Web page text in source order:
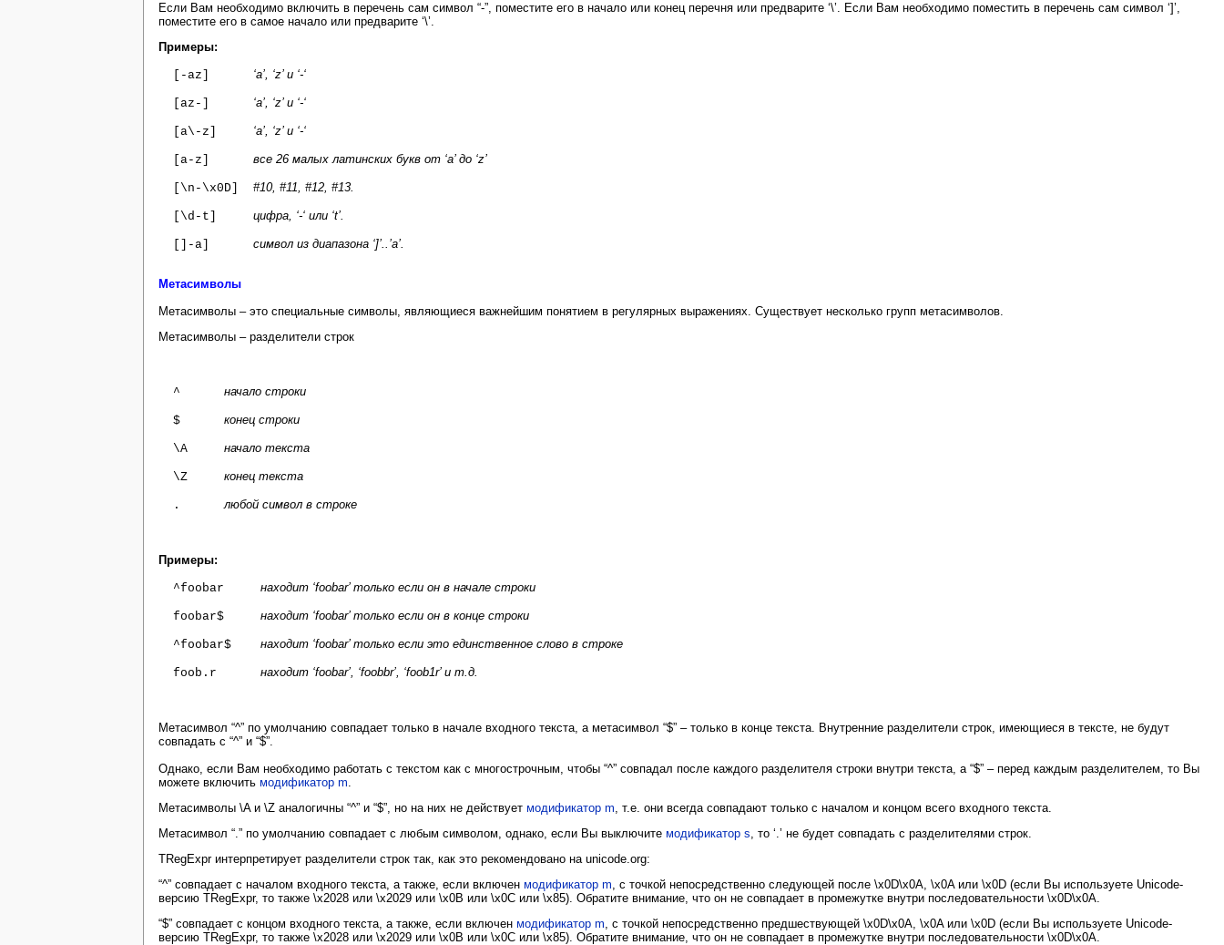
Если Вам необходимо включить в перечень сам символ “-”, поместите его в начало или конец перечня или предварите ‘\’. Если Вам необходимо поместить в перечень сам символ ‘]’,
поместите его в самое начало или предварите ‘\’.
Примеры:
[-az] ‘a’, ‘z’ и ‘-‘
[az-] ‘a’, ‘z’ и ‘-‘
[a\-z] ‘a’, ‘z’ и ‘-‘
[a-z] все 26 малых латинских букв от ‘a’ до ‘z’
[\n-\x0D] #10, #11, #12, #13.
[\d-t] цифра, ‘-‘ или ‘t’.
[]-a] символ из диапазона ‘]’..’a’.
Метасимволы
Метасимволы – это специальные символы, являющиеся важнейшим понятием в регулярных выражениях. Существует несколько групп метасимволов.
Метасимволы – разделители строк
^ начало строки
$ конец строки
\A начало текста
\Z конец текста
.любой символ в строке
Примеры:
^foobar находит ‘foobar’ только если он в начале строки
foobar$ находит ‘foobar’ только если он в конце строки
^foobar$ находит ‘foobar’ только если это единственное слово в строке
foob.r находит ‘foobar’, ‘foobbr’, ‘foob1r’ и т.д.
Метасимвол “^” по умолчанию совпадает только в начале входного текста, а метасимвол “$” – только в конце текста. Внутренние разделители строк, имеющиеся в тексте, не будут
совпадать с “^” и “$”.
Однако, если Вам необходимо работать с текстом как с многострочным, чтобы “^” совпадал после каждого разделителя строки внутри текста, а “$” – перед каждым разделителем, то Вы
можете включить модификатор m.
Метасимволы \A и \Z аналогичны “^” и “$”, но на них не действует модификатор m , т.е. они всегда совпадают только с началом и концом всего входного текста.
Метасимвол “.” по умолчанию совпадает с любым символом, однако, если Вы выключите модификатор s , то ‘.’ не будет совпадать с разделителями строк.
TRegExpr интерпретирует разделители строк так, как это рекомендовано на unicode.org:
“^” совпадает с началом входного текста, а также, если включен модификатор m , с точкой непосредственно следующей после \x0D\x0A, \x0A или \x0D (если Вы используете Unicode-
версию TRegExpr, то также \x2028 или \x2029 или \x0B или \x0C или \x85). Обратите внимание, что он не совпадает в промежутке внутри последовательности \x0D\x0A.
“$” совпадает с концом входного текста, а также, если включен модификатор m , с точкой непосредственно предшествующей \x0D\x0A, \x0A или \x0D (если Вы используете Unicode-
версию TRegExpr, то также \x2028 или \x2029 или \x0B или \x0C или \x85). Обратите внимание, что он не совпадает в промежутке внутри последовательности \x0D\x0A.